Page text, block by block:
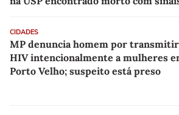
CIDADES
MP denuncia homem por transmitir
HIV intencionalmente a mulheres
Porto Velho; suspeito está preso